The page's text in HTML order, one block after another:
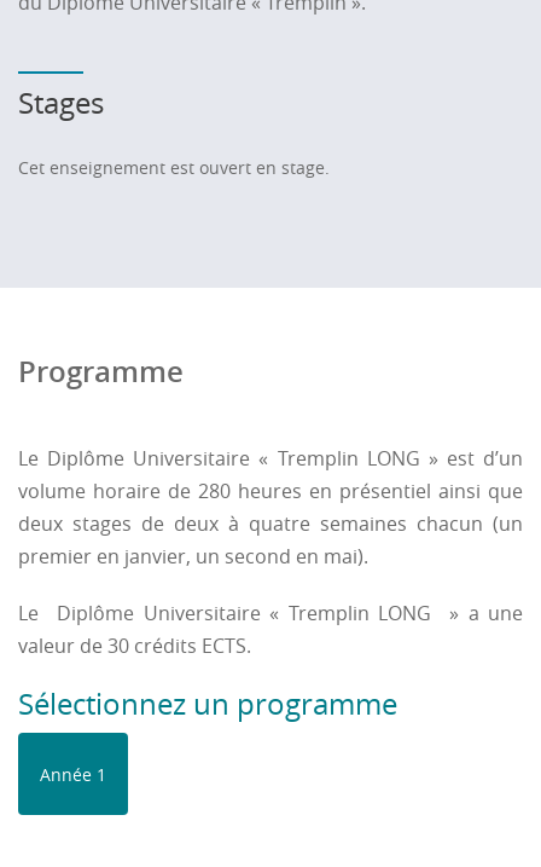
Stages
Cet enseignement est ouvert en stage.
Programme
Le Diplôme Universitaire « Tremplin LONG » est d’un
volume horaire de 280 heures en présentiel ainsi que
deux stages de deux à quatre semaines chacun (un
premier en janvier, un second en mai).
Le Diplôme Universitaire « Tremplin LONG » a une
valeur de 30 crédits ECTS.
Sélectionnez un programme
Année 1